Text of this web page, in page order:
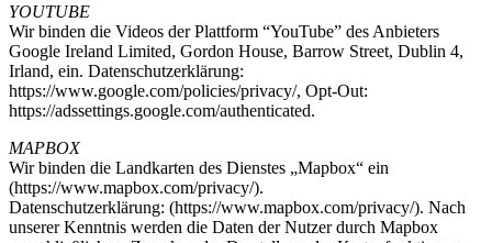
YOUTUBE
Wir binden die Videos der Plattform “YouTube” des Anbieters
Google Ireland Limited, Gordon House, Barrow Street, Dublin 4,
Irland, ein. Datenschutzerklärung:
https://www.google.com/policies/privacy/, Opt-Out:
https://adssettings.google.com/authenticated.
MAPBOX
Wir binden die Landkarten des Dienstes „Mapbox“ ein
(https://www.mapbox.com/privacy/).
Datenschutzerklärung: (https://www.mapbox.com/privacy/). Nach
unserer Kenntnis werden die Daten der Nutzer durch Mapbox